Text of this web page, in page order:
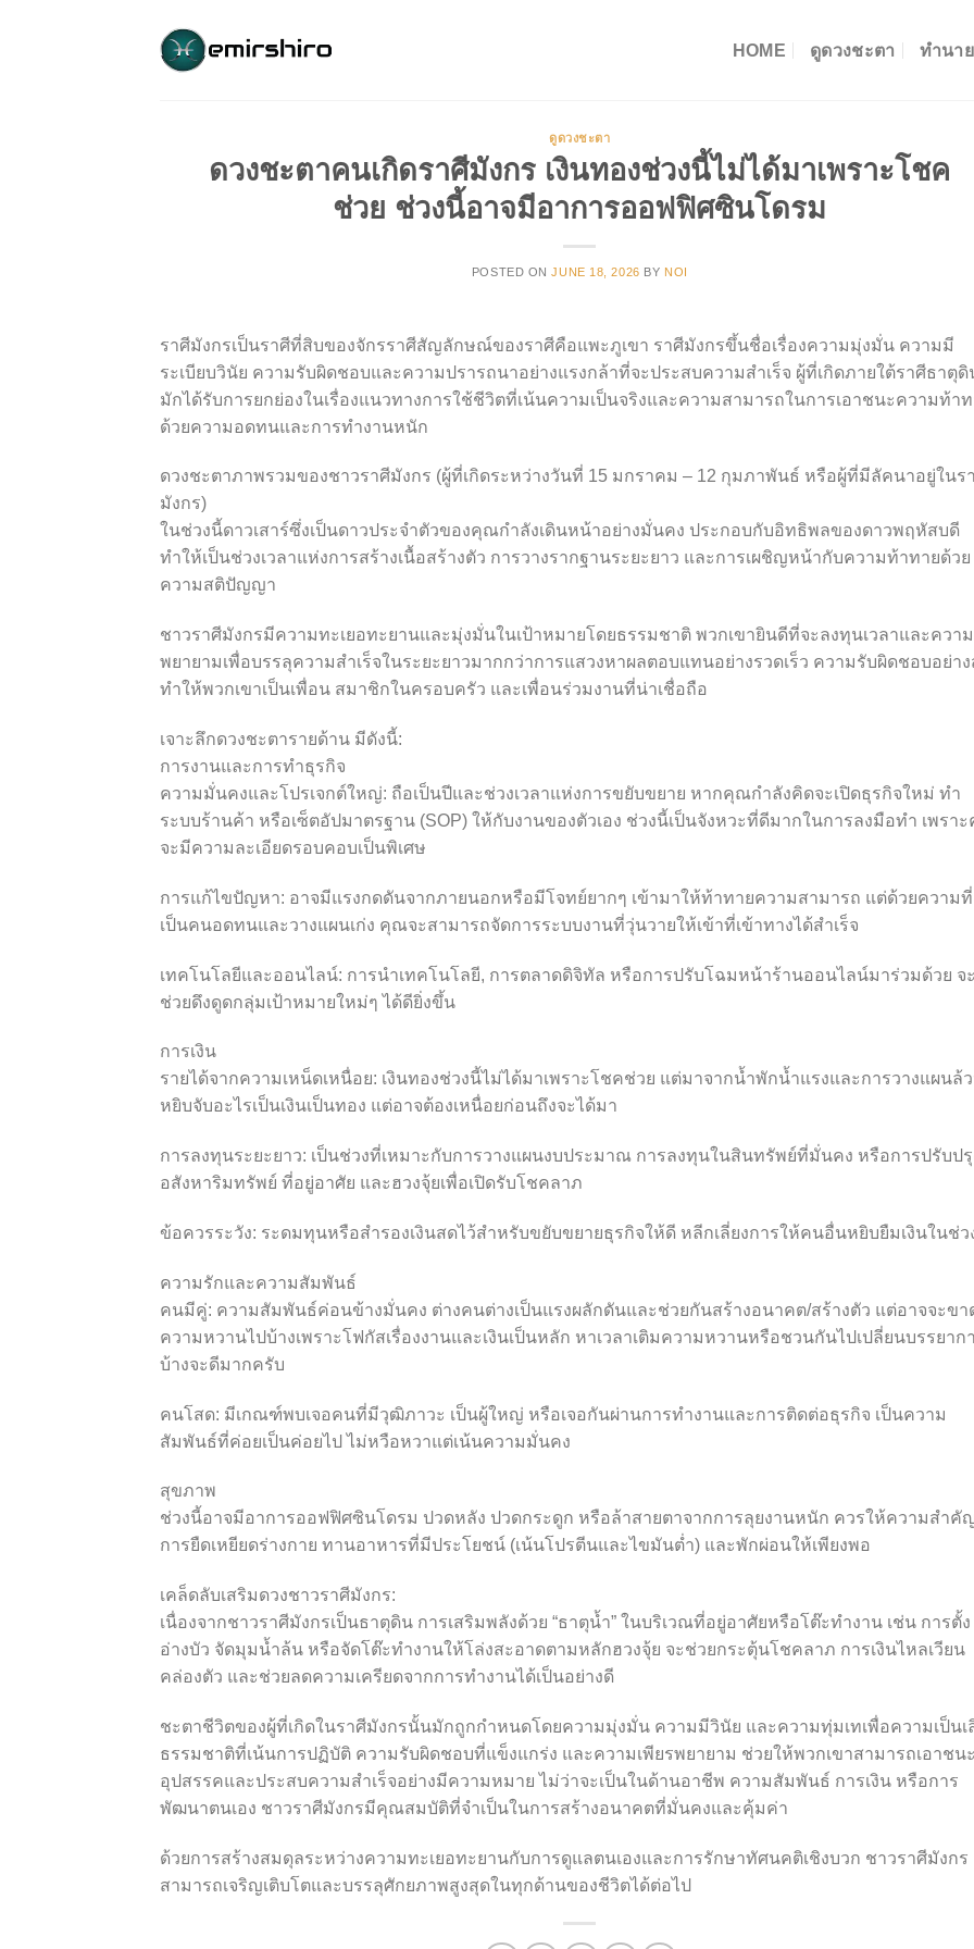
HOME ดูดวงชะตา ทำนา
ดูดวงชะตา
ดวงชะตาคนเกิดราศีมังกร เงินทองช่วงนี้ไม่ได้มาเพราะโชค
ช่วย ช่วงนี้อาจมีอาการออฟฟิศซินโดรม
POSTED ONJUNE 18, 2026 BY NOI
ราศีมังกรเป็นราศีที่สิบของจักรราศีสัญลักษณ์ของราศีคือแพะภูเขา ราศีมังกรขึ้นชื่อเรื่องความมุ่งมั่น ความมี
ระเบียบวินัย ความรับผิดชอบและความปรารถนาอย่างแรงกล้าที่จะประสบความสำเร็จ ผู้ที่เกิดภายใต้ราศีธาตุ
มักได้รับการยกย่องในเรื่องแนวทางการใช้ชีวิตที่เน้นความเป็นจริงและความสามารถในการเอาชนะความท้า
ด้วยความอดทนและการทำงานหนัก
ดวงชะตาภาพรวมของชาวราศีมังกร (ผู้ที่เกิดระหว่างวันที่ 15 มกราคม – 12 กุมภาพันธ์ หรือผู้ที่มีลัคนาอยู่ในร
มังกร)
ในช่วงนี้ดาวเสาร์ซึ่งเป็นดาวประจำตัวของคุณกำลังเดินหน้าอย่างมั่นคง ประกอบกับอิทธิพลของดาวพฤหัสบดี
ทำให้เป็นช่วงเวลาแห่งการสร้างเนื้อสร้างตัว การวางรากฐานระยะยาว และการเผชิญหน้ากับความท้าทายด้วย
ความสติปัญญา
ชาวราศีมังกรมีความทะเยอทะยานและมุ่งมั่นในเป้าหมายโดยธรรมชาติ พวกเขายินดีที่จะลงทุนเวลาและความ
พยายามเพื่อบรรลุความสำเร็จในระยะยาวมากกว่าการแสวงหาผลตอบแทนอย่างรวดเร็ว ความรับผิดชอบอย่าง
ทำให้พวกเขาเป็นเพื่อน สมาชิกในครอบครัว และเพื่อนร่วมงานที่น่าเชื่อถือ
เจาะลึกดวงชะตารายด้าน มีดังนี้:
การงานและการทำธุรกิจ
ความมั่นคงและโปรเจกต์ใหญ่: ถือเป็นปีและช่วงเวลาแห่งการขยับขยาย หากคุณกำลังคิดจะเปิดธุรกิจใหม่ ทำ
ระบบร้านค้า หรือเซ็ตอัปมาตรฐาน (SOP) ให้กับงานของตัวเอง ช่วงนี้เป็นจังหวะที่ดีมากในการลงมือทำ เพรา
จะมีความละเอียดรอบคอบเป็นพิเศษ
การแก้ไขปัญหา: อาจมีแรงกดดันจากภายนอกหรือมีโจทย์ยากๆ เข้ามาให้ท้าทายความสามารถ แต่ด้วยความที่
เป็นคนอดทนและวางแผนเก่ง คุณจะสามารถจัดการระบบงานที่วุ่นวายให้เข้าที่เข้าทางได้สำเร็จ
เทคโนโลยีและออนไลน์: การนำเทคโนโลยี, การตลาดดิจิทัล หรือการปรับโฉมหน้าร้านออนไลน์มาร่วมด้วย จะ
ช่วยดึงดูดกลุ่มเป้าหมายใหม่ๆ ได้ดียิ่งขึ้น
การเงิน
รายได้จากความเหน็ดเหนื่อย: เงินทองช่วงนี้ไม่ได้มาเพราะโชคช่วย แต่มาจากน้ำพักน้ำแรงและการวางแผนล้
หยิบจับอะไรเป็นเงินเป็นทอง แต่อาจต้องเหนื่อยก่อนถึงจะได้มา
การลงทุนระยะยาว: เป็นช่วงที่เหมาะกับการวางแผนงบประมาณ การลงทุนในสินทรัพย์ที่มั่นคง หรือการปรับปรุ
อสังหาริมทรัพย์ ที่อยู่อาศัย และฮวงจุ้ยเพื่อเปิดรับโชคลาภ
ข้อควรระวัง: ระดมทุนหรือสำรองเงินสดไว้สำหรับขยับขยายธุรกิจให้ดี หลีกเลี่ยงการให้คนอื่นหยิบยืมเงินในช่ว
ความรักและความสัมพันธ์
คนมีคู่: ความสัมพันธ์ค่อนข้างมั่นคง ต่างคนต่างเป็นแรงผลักดันและช่วยกันสร้างอนาคต/สร้างตัว แต่อาจจะขา
ความหวานไปบ้างเพราะโฟกัสเรื่องงานและเงินเป็นหลัก หาเวลาเติมความหวานหรือชวนกันไปเปลี่ยนบรรยาก
บ้างจะดีมากครับ
คนโสด: มีเกณฑ์พบเจอคนที่มีวุฒิภาวะ เป็นผู้ใหญ่ หรือเจอกันผ่านการทำงานและการติดต่อธุรกิจ เป็นความ
สัมพันธ์ที่ค่อยเป็นค่อยไป ไม่หวือหวาแต่เน้นความมั่นคง
สุขภาพ
ช่วงนี้อาจมีอาการออฟฟิศซินโดรม ปวดหลัง ปวดกระดูก หรือล้าสายตาจากการลุยงานหนัก ควรให้ความสำคั
การยืดเหยียดร่างกาย ทานอาหารที่มีประโยชน์ (เน้นโปรตีนและไขมันต่ำ) และพักผ่อนให้เพียงพอ
เคล็ดลับเสริมดวงชาวราศีมังกร:
เนื่องจากชาวราศีมังกรเป็นธาตุดิน การเสริมพลังด้วย “ธาตุน้ำ” ในบริเวณที่อยู่อาศัยหรือโต๊ะทำงาน เช่น การตั้ง
อ่างบัว จัดมุมน้ำล้น หรือจัดโต๊ะทำงานให้โล่งสะอาดตามหลักฮวงจุ้ย จะช่วยกระตุ้นโชคลาภ การเงินไหลเวียน
คล่องตัว และช่วยลดความเครียดจากการทำงานได้เป็นอย่างดี
ชะตาชีวิตของผู้ที่เกิดในราศีมังกรนั้นมักถูกกำหนดโดยความมุ่งมั่น ความมีวินัย และความทุ่มเทเพื่อความเป็นเ
ธรรมชาติที่เน้นการปฏิบัติ ความรับผิดชอบที่แข็งแกร่ง และความเพียรพยายาม ช่วยให้พวกเขาสามารถเอาชนะ
อุปสรรคและประสบความสำเร็จอย่างมีความหมาย ไม่ว่าจะเป็นในด้านอาชีพ ความสัมพันธ์ การเงิน หรือการ
พัฒนาตนเอง ชาวราศีมังกรมีคุณสมบัติที่จำเป็นในการสร้างอนาคตที่มั่นคงและคุ้มค่า
ด้วยการสร้างสมดุลระหว่างความทะเยอทะยานกับการดูแลตนเองและการรักษาทัศนคติเชิงบวก ชาวราศีมังกร
สามารถเจริญเติบโตและบรรลุศักยภาพสูงสุดในทุกด้านของชีวิตได้ต่อไป